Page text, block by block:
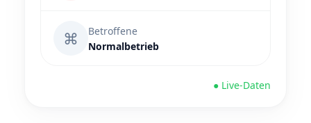
⌘
Betroffene
Normalbetrieb
● Live-Daten